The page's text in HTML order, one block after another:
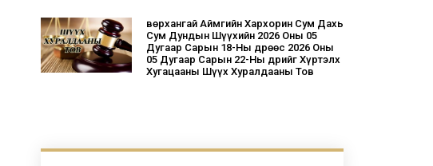
Өвөрхангай Аймгийн Хархорин Сум Дахь
Сум Дундын Шүүхийн 2026 Оны 05
Дугаар Сарын 18-Ны Өдрөөс 2026 Оны
05 Дугаар Сарын 22-Ны Өдрийг Хүртэлх
Хугацааны Шүүх Хуралдааны Тов